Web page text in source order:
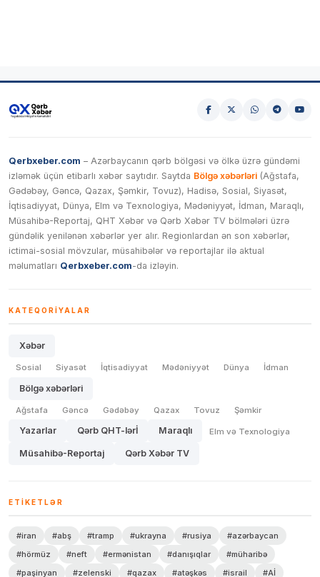
Qerbxeber.com – Azərbaycanın qərb bölgəsi və ölkə üzrə gündəmi
izləmək üçün etibarlı xəbər saytıdır. Saytda Bölgə xəbərləri (Ağstafa,
Gədəbəy, Gəncə, Qazax, Şəmkir, Tovuz), Hadisə, Sosial, Siyasət,
İqtisadiyyat, Dünya, Elm və Texnologiya, Mədəniyyət, İdman, Maraqlı,
Müsahibə-Reportaj, QHT Xəbər və Qərb Xəbər TV bölmələri üzrə
gündəlik yenilənən xəbərlər yer alır. Regionlardan ən son xəbərlər,
ictimai-sosial mövzular, müsahibələr və reportajlar ilə aktual
məlumatları Qerbxeber.com-da izləyin.
KATEQORIYALAR
Xəbər
Sosial Siyasət İqtisadiyyat Mədəniyyət Dünya İdman
Bölgə xəbərləri
Ağstafa Gəncə Gədəbəy Qazax Tovuz Şəmkir
Yazarlar Qərb QHT-lərİ Maraqlı Elm və Texnologiya
Müsahibə-Reportaj Qərb Xəbər TV
ETIKETLƏR
#iran #abş #tramp #ukrayna #rusiya
#azərbaycan
#hörmüz
#neft #ermənistan #danışıqlar
#müharibə
#paşinyan
#zelenski #qazax #atəşkəs #israil #Aİ